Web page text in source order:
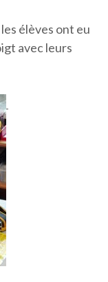
élèves ont eu
avec leurs